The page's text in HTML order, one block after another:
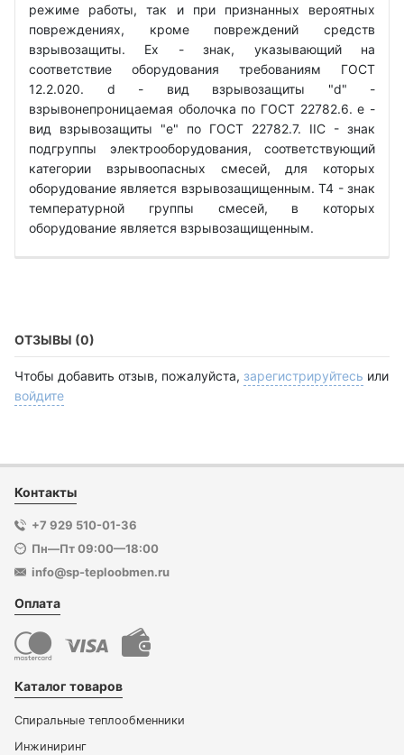
режиме работы, так и при признанных вероятных
повреждениях, кроме повреждений средств
взрывозащиты. Ех - знак, указывающий на
соответствие оборудования требованиям ГОСТ
12.2.020. d - вид взрывозащиты "d" -
взрывонепроницаемая оболочка по ГОСТ 22782.6. е -
вид взрывозащиты "е" по ГОСТ 22782.7. IIС - знак
подгруппы электрооборудования, соответствующий
категории взрывоопасных смесей, для которых
оборудование является взрывозащищенным. Т4 - знак
температурной группы смесей, в которых
оборудование является взрывозащищенным.
ОТЗЫВЫ (0)
Чтобы добавить отзыв, пожалуйста, зарегистрируйтесь или
войдите
Контакты
+7 929 510-01-36
Пн—Пт 09:00—18:00
info@sp-teploobmen.ru
Оплата
Каталог товаров
Спиральные теплообменники
Инжиниринг